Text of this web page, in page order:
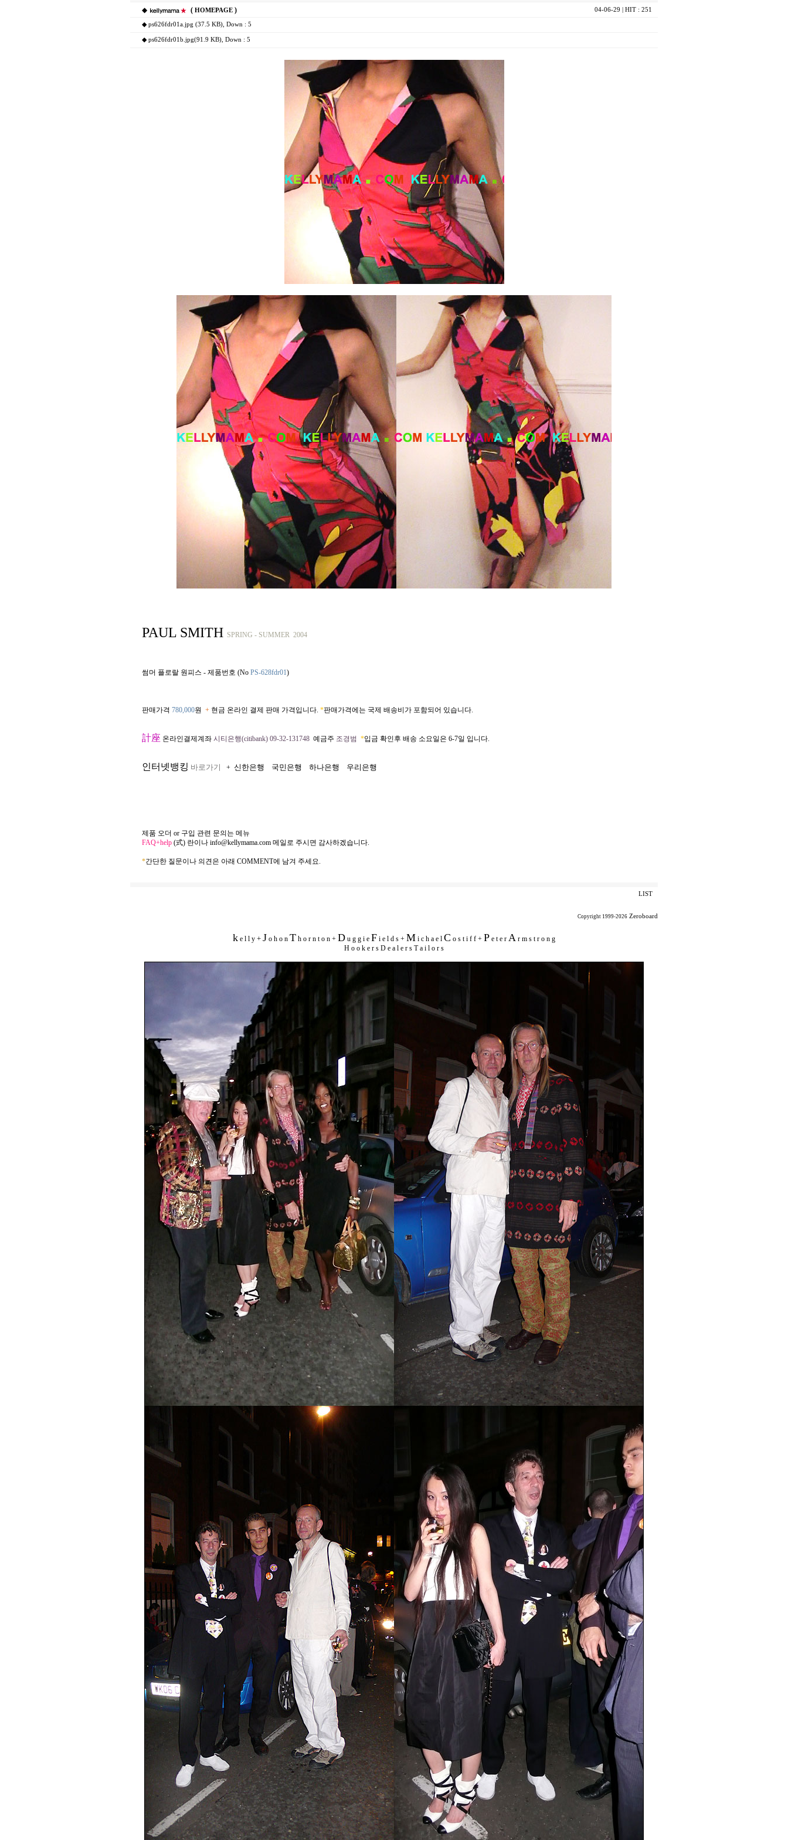
◆ ( HOMEPAGE ) 04-06-29 | HIT : 251
◆ ps626fdr01a.jpg (37.5 KB) , Down : 5
◆ ps626fdr01b.jpg(91.9 KB) , Down : 5
PAUL SMITH SPRING - SUMMER 2004
썸머 플로랄 원피스 - 제품번호 (No PS-628fdr01)
판매가격 780,000원 + 현금 온라인 결제 판매 가격입니다. *판매가격에는 국제 배송비가 포함되어 있습니다.
計座 온라인결제계좌 시티은행(citibank) 09-32-131748 예금주 조경범 *입금 확인후 배송 소요일은 6-7일 입니다.
인터넷뱅킹 바로가기 + 신한은행 국민은행 하나은행 우리은행
제품 오더 or 구입 관련 문의는 메뉴
FAQ+help (式) 란이나 info@kellymama.com 메일로 주시면 감사하겠습니다.
*간단한 질문이나 의견은 아래 COMMENT에 남겨 주세요.
LIST
Copyright 1999-2026 Zeroboard
k e l l y + J o h o n T h o r n t o n + D u g g i e F i e l d s + M i c h a e l C o s t i f f + P e t e r A r m s t r o n g
H o o k e r s D e a l e r s T a i l o r s